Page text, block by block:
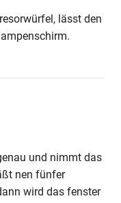
lässt den
und nimmt das
nen fünfer
wird das fenster